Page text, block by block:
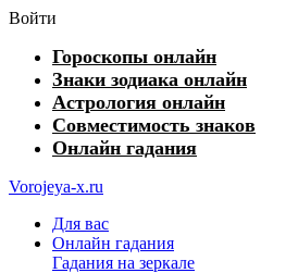
Войти
Гороскопы онлайн
Знаки зодиака онлайн
Астрология онлайн
Совместимость знаков
Онлайн гадания
Vorojeya-x.ru
Для вас
Онлайн гадания
Гадания на зеркале